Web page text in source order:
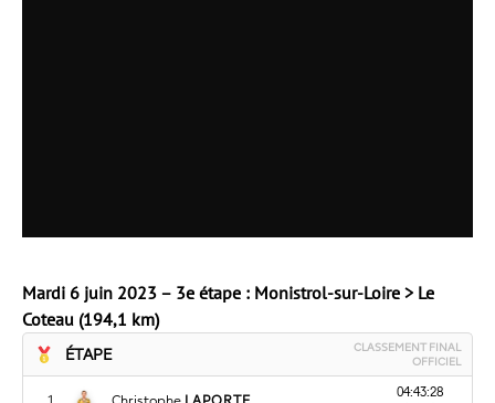
Mardi 6 juin 2023 – 3e étape : Monistrol-sur-Loire > Le
Coteau (194,1 km)